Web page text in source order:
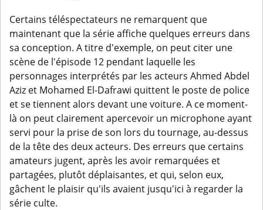
Certains téléspectateurs ne remarquent que
maintenant que la série affiche quelques erreurs dans
sa conception. A titre d'exemple, on peut citer une
scène de l'épisode 12 pendant laquelle les
personnages interprétés par les acteurs Ahmed Abdel
Aziz et Mohamed El-Dafrawi quittent le poste de police
et se tiennent alors devant une voiture. A ce moment-
là on peut clairement apercevoir un microphone ayant
servi pour la prise de son lors du tournage, au-dessus
de la tête des deux acteurs. Des erreurs que certains
amateurs jugent, après les avoir remarquées et
partagées, plutôt déplaisantes, et qui, selon eux,
gâchent le plaisir qu'ils avaient jusqu'ici à regarder la
série culte.